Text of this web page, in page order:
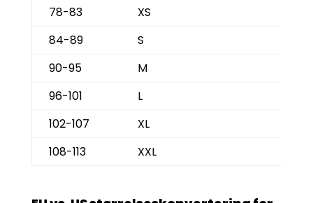
78-83
XS
84-89
S
90-95
M
96-101
L
102-107
XL
108-113
XXL